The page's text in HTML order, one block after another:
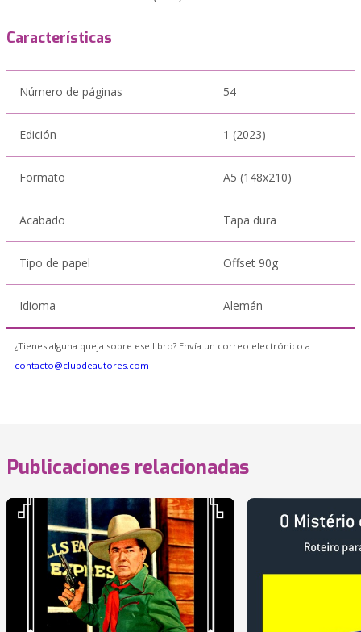
Características
Número de páginas 54
Edición 1 (2023)
Formato A5 (148x210)
Acabado Tapa dura
Tipo de papel Offset 90g
Idioma Alemán
¿Tienes alguna queja sobre ese libro? Envía un correo electrónico a
contacto@clubdeautores.com
Publicaciones relacionadas